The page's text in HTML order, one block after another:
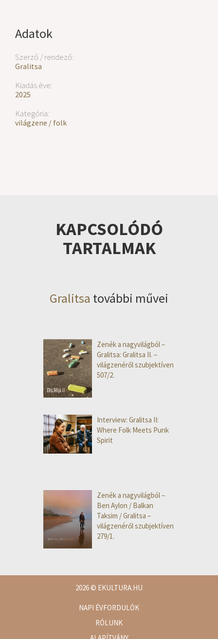
Adatok
Szerző / rendező:
Gralitsa
Kiadás éve:
2025
Kategória:
világzene / folk
KAPCSOLÓDÓ
TARTALMAK
Gralitsa további művei
Zenék a nagyvilágból –
Gralitsa: Gralitsa II. –
világzenéről szubjektíven
507/2.
Interview: Gralitsa II:
Where Folk Meets Punk
Spirit
Zenék a nagyvilágból –
Ben Aylon / Balkan
Taksim / Gralitsa –
világzenéről szubjektíven
279/1.
2026© EKULTURA.HU
NAPI ÉVFORDULÓK
RÓLUNK